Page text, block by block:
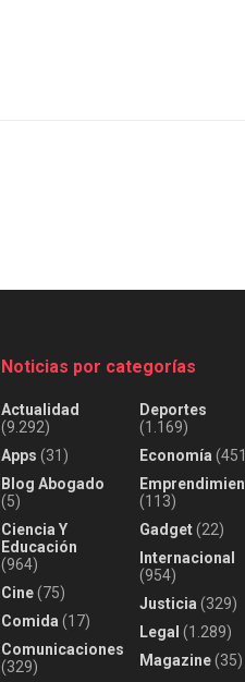
Noticias por categorías
Actualidad
(9.292)
Apps (31)
Blog Abogado
(5)
Ciencia Y
Educación
(964)
Cine(75)
Comida (17)
Comunicaciones
(329)
Deportes
(1.169)
Economía
(113)
Gadget(22)
Internacional
(954)
Justicia (329)
Legal (1.289)
Magazine(35)